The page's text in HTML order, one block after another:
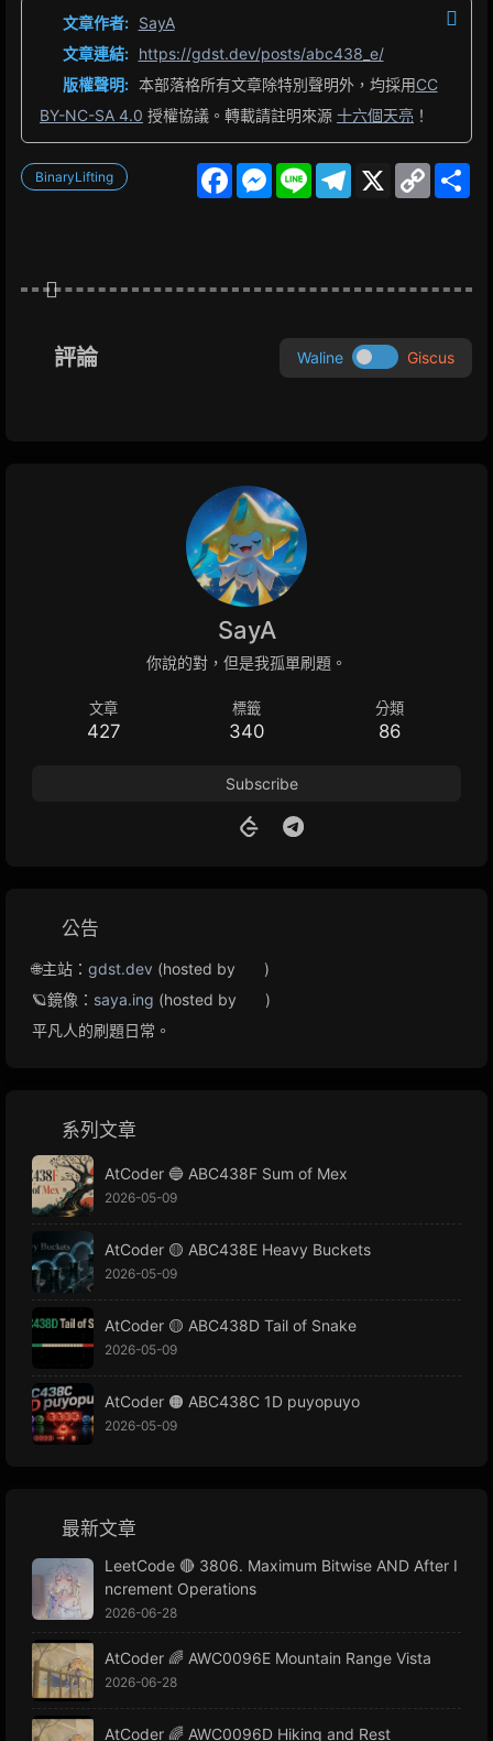
文章作者: SayA
文章連結: https://gdst.dev/posts/abc438_e/
版權聲明: 本部落格所有文章除特別聲明外，均採用CC
BY-NC-SA 4.0 授權協議。轉載請註明來源 十六個天亮 ！
BinaryLifting
F
k
M
e
L
m
X
C
k
評論 Waline Giscus
SayA
你說的對，但是我孤單刷題。
文章
427
標籤
340
分類
86
Subscribe
公告
🌐主站： gdst.dev (hosted by
)
🪐鏡像： saya.ing (hosted by
)
平凡人的刷題日常。
系列文章
AtCoder 🔵 ABC438F Sum of Mex
2026-05-09
AtCoder 🟡 ABC438E Heavy Buckets
2026-05-09
AtCoder 🟡 ABC438D Tail of Snake
2026-05-09
AtCoder 🟠 ABC438C 1D puyopuyo
2026-05-09
最新文章
LeetCode 🔴 3806. Maximum Bitwise AND After I
ncrement Operations
2026-06-28
AtCoder 🌈 AWC0096E Mountain Range Vista
2026-06-28
AtCoder 🌈 AWC0096D Hiking and Rest